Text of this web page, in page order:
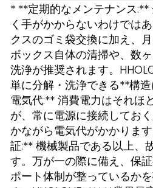
* **定期的なメンテナンス
く手がかからないわけでは
クスのゴミ袋交換に加え、
ボックス自体の清掃や、数
洗浄が推奨されます。
単に分解・洗浄できる**構
電気代:** 消費電力はそれほ
が、常に電源に接続してお
かながら電気代がかかりま
証:** 機械製品である以上、
す。万が一の際に備え、保
ポート体制が整っているか